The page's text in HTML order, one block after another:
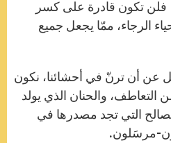
فلن تكون قادرة على كسر
الرجاء، ممّا يجعل جميع
عن أن ترنّ في أحشائنا، نكون
التعاطف، والحنان الذي يولد
التي تجد مصدرها في
مرسَلون.